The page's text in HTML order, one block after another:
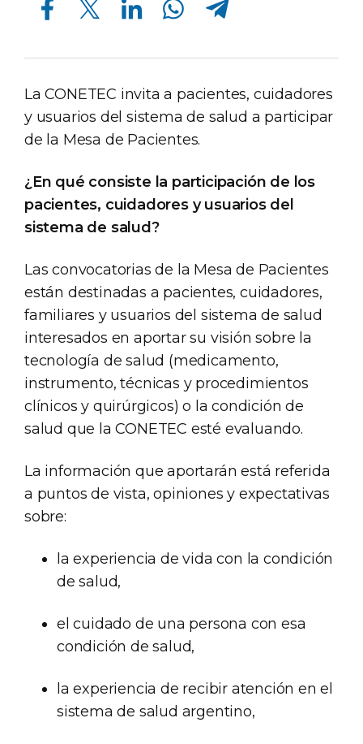
La CONETEC invita a pacientes, cuidadores
y usuarios del sistema de salud a participar
de la Mesa de Pacientes.
¿En qué consiste la participación de los
pacientes, cuidadores y usuarios del
sistema de salud?
Las convocatorias de la Mesa de Pacientes
están destinadas a pacientes, cuidadores,
familiares y usuarios del sistema de salud
interesados en aportar su visión sobre la
tecnología de salud (medicamento,
instrumento, técnicas y procedimientos
clínicos y quirúrgicos) o la condición de
salud que la CONETEC esté evaluando.
La información que aportarán está referida
a puntos de vista, opiniones y expectativas
sobre:
la experiencia de vida con la condición
de salud,
el cuidado de una persona con esa
condición de salud,
la experiencia de recibir atención en el
sistema de salud argentino,